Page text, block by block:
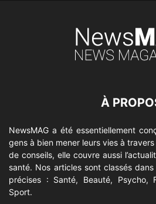
À
NewsMAG a été essentiellement
gens à bien mener leurs vies à
de conseils, elle couvre aussi
santé. Nos articles sont classés
précises : Santé, Beauté, Psycho,
Sport.